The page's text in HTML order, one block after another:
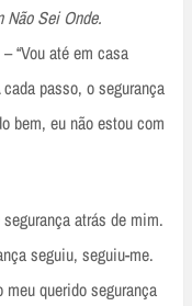
Não Sei Onde.
“Vou até em casa
passo, o segurança
bem, eu não estou com
atrás de mim.
seguiu, seguiu-me.
querido segurança